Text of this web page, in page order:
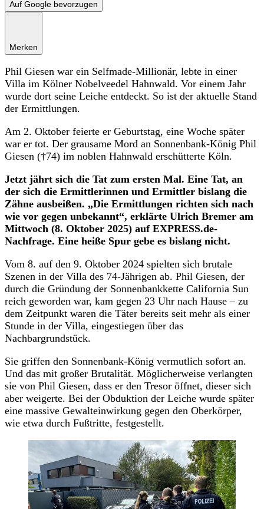
Auf Google bevorzugen
Merken
Phil Giesen war ein Selfmade-Millionär, lebte in einer
Villa im Kölner Nobelveedel Hahnwald. Vor einem Jahr
wurde dort seine Leiche entdeckt. So ist der aktuelle Stand
der Ermittlungen.
Am 2. Oktober feierte er Geburtstag, eine Woche später
war er tot. Der grausame Mord an Sonnenbank-König Phil
Giesen (†74) im noblen Hahnwald erschütterte Köln.
Jetzt jährt sich die Tat zum ersten Mal. Eine Tat, an
der sich die Ermittlerinnen und Ermittler bislang die
Zähne ausbeißen. „Die Ermittlungen richten sich nach
wie vor gegen unbekannt“, erklärte Ulrich Bremer am
Mittwoch (8. Oktober 2025) auf EXPRESS.de-
Nachfrage. Eine heiße Spur gebe es bislang nicht.
Vom 8. auf den 9. Oktober 2024 spielten sich brutale
Szenen in der Villa des 74-Jährigen ab. Phil Giesen, der
durch die Gründung der Sonnenbankkette California Sun
reich geworden war, kam gegen 23 Uhr nach Hause – zu
dem Zeitpunkt waren die Täter bereits seit mehr als einer
Stunde in der Villa, eingestiegen über das
Nachbargrundstück.
Sie griffen den Sonnenbank-König vermutlich sofort an.
Und das mit großer Brutalität. Möglicherweise verlangten
sie von Phil Giesen, dass er den Tresor öffnet, dieser sich
aber weigerte. Bei der Obduktion der Leiche wurde später
eine massive Gewalteinwirkung gegen den Oberkörper,
wie etwa durch Fußtritte, festgestellt.